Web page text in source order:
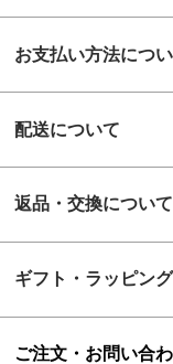
お支払い方法につ
配送について
返品・交換について
ギフト・ラッピン
ご注文・お問い合